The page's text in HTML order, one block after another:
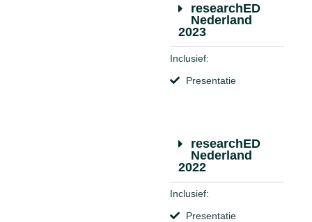
researchED
Nederland
2023
Inclusief:
Presentatie
researchED
Nederland
2022
Inclusief:
Presentatie